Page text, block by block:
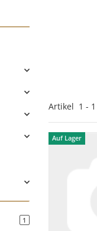
Artikel 1 - 1
Auf Lager
1